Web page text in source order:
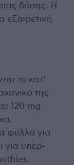
δόσης. Η
εξαιρετική
το κατ’
της
120 mg
φύλλα για
για υπερ-